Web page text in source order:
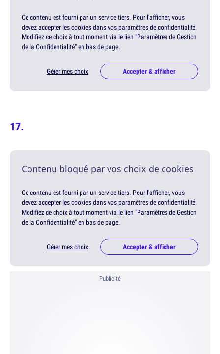
Ce contenu est fourni par un service tiers. Pour l'afficher, vous
devez accepter les cookies dans vos paramètres de confidentialité.
Modifiez ce choix à tout moment via le lien "Paramètres de Gestion
de la Confidentialité" en bas de page.
Gérer mes choix Accepter & afficher
Contenu bloqué par vos choix de cookies
Ce contenu est fourni par un service tiers. Pour l'afficher, vous
devez accepter les cookies dans vos paramètres de confidentialité.
Modifiez ce choix à tout moment via le lien "Paramètres de Gestion
de la Confidentialité" en bas de page.
Gérer mes choix Accepter & afficher
Publicité